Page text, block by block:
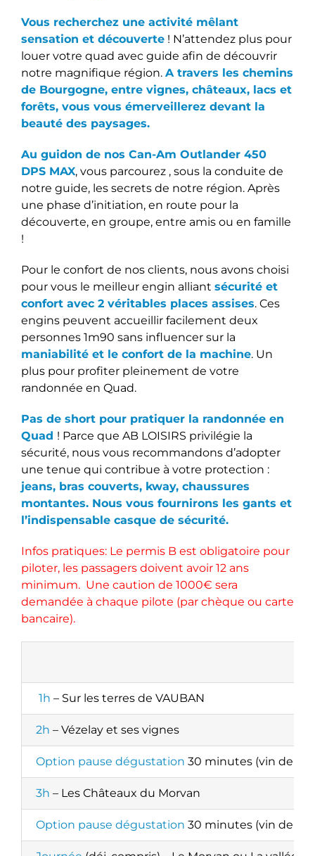
Vous recherchez une activité mêlant
sensation et découverte ! N’attendez plus pour
louer votre quad avec guide afin de découvrir
notre magnifique région. A travers les chemins
de Bourgogne, entre vignes, châteaux, lacs et
forêts, vous vous émerveillerez devant la
beauté des paysages.
Au guidon de nos Can-Am Outlander 450
DPS MAX, vous parcourez , sous la conduite de
notre guide, les secrets de notre région. Après
une phase d’initiation, en route pour la
découverte, en groupe, entre amis ou en famille
!
Pour le confort de nos clients, nous avons choisi
pour vous le meilleur engin alliant sécurité et
confort avec 2 véritables places assises. Ces
engins peuvent accueillir facilement deux
personnes 1m90 sans influencer sur la
maniabilité et le confort de la machine. Un
plus pour profiter pleinement de votre
randonnée en Quad.
Pas de short pour pratiquer la randonnée en
Quad ! Parce que AB LOISIRS privilégie la
sécurité, nous vous recommandons d’adopter
une tenue qui contribue à votre protection :
jeans, bras couverts, kway, chaussures
montantes. Nous vous fournirons les gants et
l’indispensable casque de sécurité.
Infos pratiques: Le permis B est obligatoire pour
piloter, les passagers doivent avoir 12 ans
minimum. Une caution de 1000€ sera
demandée à chaque pilote (par chèque ou carte
bancaire).
1h – Sur les terres de VAUBAN
2h – Vézelay et ses vignes
Option pause dégustation 30 minutes (vin de
3h – Les Châteaux du Morvan
Option pause dégustation 30 minutes (vin de